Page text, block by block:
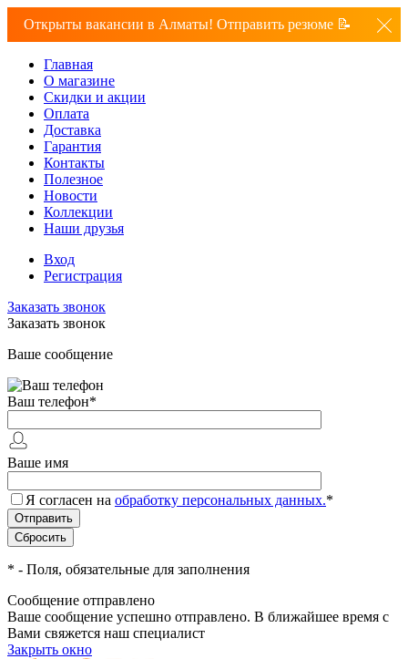
Открыты вакансии в Алматы! Отправить резюме 📝
Главная
О магазине
Скидки и акции
Оплата
Доставка
Гарантия
Контакты
Полезное
Новости
Коллекции
Наши друзья
Вход
Регистрация
Заказать звонок
Заказать звонок
Ваше сообщение
Ваш телефон*
Ваше имя
Я согласен на обработку персональных данных.*
* - Поля, обязательные для заполнения
Сообщение отправлено
Ваше сообщение успешно отправлено. В ближайшее время с
Вами свяжется наш специалист
Закрыть окно